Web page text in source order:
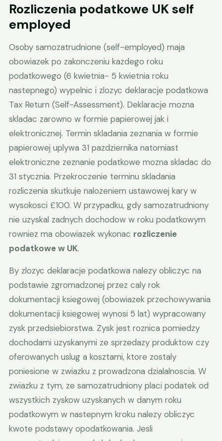
Rozliczenia podatkowe UK self
employed
Osoby samozatrudnione (self-employed) maja
obowiazek po zakonczeniu kazdego roku
podatkowego (6 kwietnia- 5 kwietnia roku
nastepnego) wypelnic i zlozyc deklaracje podatkowa
Tax Return (Self-Assessment). Deklaracje mozna
skladac zarowno w formie papierowej jak i
elektronicznej. Termin skladania zeznania w formie
papierowej uplywa 31 pazdziernika natomiast
elektroniczne zeznanie podatkowe mozna skladac do
31 stycznia. Przekroczenie terminu skladania
rozliczenia skutkuje nalozeniem ustawowej kary w
wysokosci £100. W przypadku, gdy samozatrudniony
nie uzyskal zadnych dochodow w roku podatkowym
rowniez ma obowiazek wykonac rozliczenie
podatkowe w UK.
By zlozyc deklaracje podatkowa nalezy obliczyc na
podstawie zgromadzonej przez caly rok
dokumentacji ksiegowej (obowiazek przechowywania
dokumentacji ksiegowej wynosi 5 lat) wypracowany
zysk przedsiebiorstwa. Zysk jest roznica pomiedzy
dochodami uzyskanymi ze sprzedazy produktow czy
oferowanych uslug a kosztami, ktore zostaly
poniesione w zwiazku z prowadzona dzialalnoscia. W
zwiazku z tym, ze samozatrudniony placi podatek od
wszystkich zyskow uzyskanych w danym roku
podatkowym w nastepnym kroku nalezy obliczyc
kwote podstawy opodatkowania. Jesli